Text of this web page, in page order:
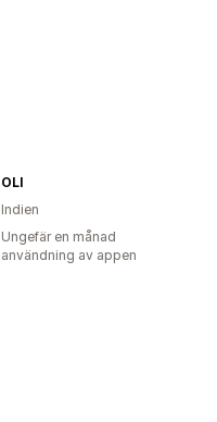
OLI
Indien
Ungefär en månad
användning av appen